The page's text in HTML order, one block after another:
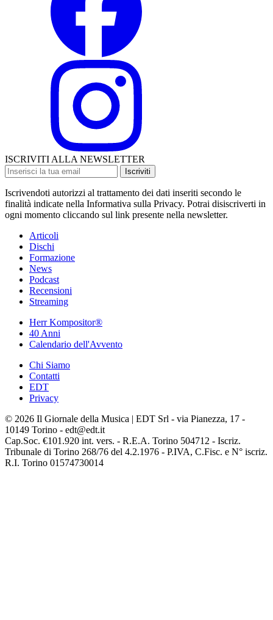
ISCRIVITI ALLA NEWSLETTER
Iscriviti
Iscrivendoti autorizzi al trattamento dei dati inseriti secondo le
finalità indicate nella Informativa sulla Privacy. Potrai disiscriverti in
ogni momento cliccando sul link presente nella newsletter.
Articoli
Dischi
Formazione
News
Podcast
Recensioni
Streaming
Herr Kompositor®
40 Anni
Calendario dell'Avvento
Chi Siamo
Contatti
EDT
Privacy
© 2026 Il Giornale della Musica | EDT Srl - via Pianezza, 17 -
10149 Torino - edt@edt.it
Cap.Soc. €101.920 int. vers. - R.E.A. Torino 504712 - Iscriz.
Tribunale di Torino 268/76 del 4.2.1976 - P.IVA, C.Fisc. e N° iscriz.
R.I. Torino 01574730014